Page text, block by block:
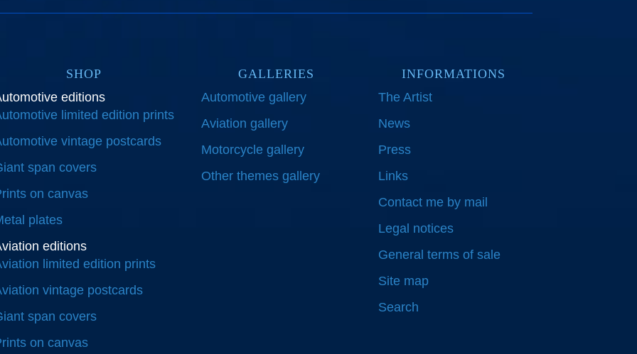
SHOP
editions
limited edition prints
vintage postcards
span covers
on canvas
plates
editions
limited edition prints
vintage postcards
span covers
on canvas
GALLERIES
Automotive gallery
Aviation gallery
Motorcycle gallery
Other themes gallery
INFORMATIONS
The Artist
News
Press
Links
Contact me by mail
Legal notices
General terms of sale
Site map
Search